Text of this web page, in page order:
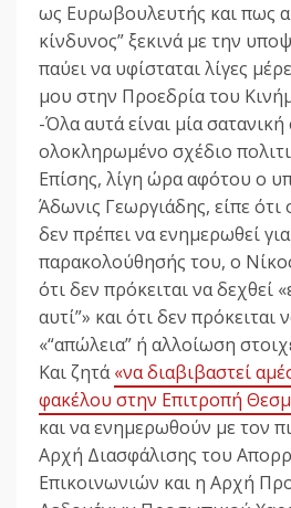
ως Ευρωβουλευτής και πως
κίνδυνος” ξεκινά με την
παύει να υφίσταται λίγες
μου στην Προεδρία του
-Όλα αυτά είναι μία
ολοκληρωμένο σχέδιο
Επίσης, λίγη ώρα αφότου ο
Άδωνις Γεωργιάδης, είπε ότι
δεν πρέπει να ενημερωθεί
παρακολούθησής του, ο
ότι δεν πρόκειται να δεχθεί
αυτί”» και ότι δεν πρόκειται
«“απώλεια” ή αλλοίωση
Και ζητά«να διαβιβαστεί
φακέλου στην Επιτροπή
και να ενημερωθούν με τον
Αρχή Διασφάλισης του
Επικοινωνιών και η Αρχή